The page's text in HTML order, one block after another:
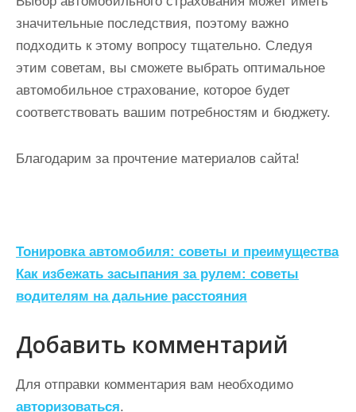
значительные последствия, поэтому важно
подходить к этому вопросу тщательно. Следуя
этим советам, вы сможете выбрать оптимальное
автомобильное страхование, которое будет
соответствовать вашим потребностям и бюджету.
Благодарим за прочтение материалов сайта!
Н
а
в
и
г
а
Тонировка автомобиля: советы и преимущества
Как избежать засыпания за рулем: советы
водителям на дальние расстояния
Добавить комментарий
Для отправки комментария вам необходимо
авторизоваться.